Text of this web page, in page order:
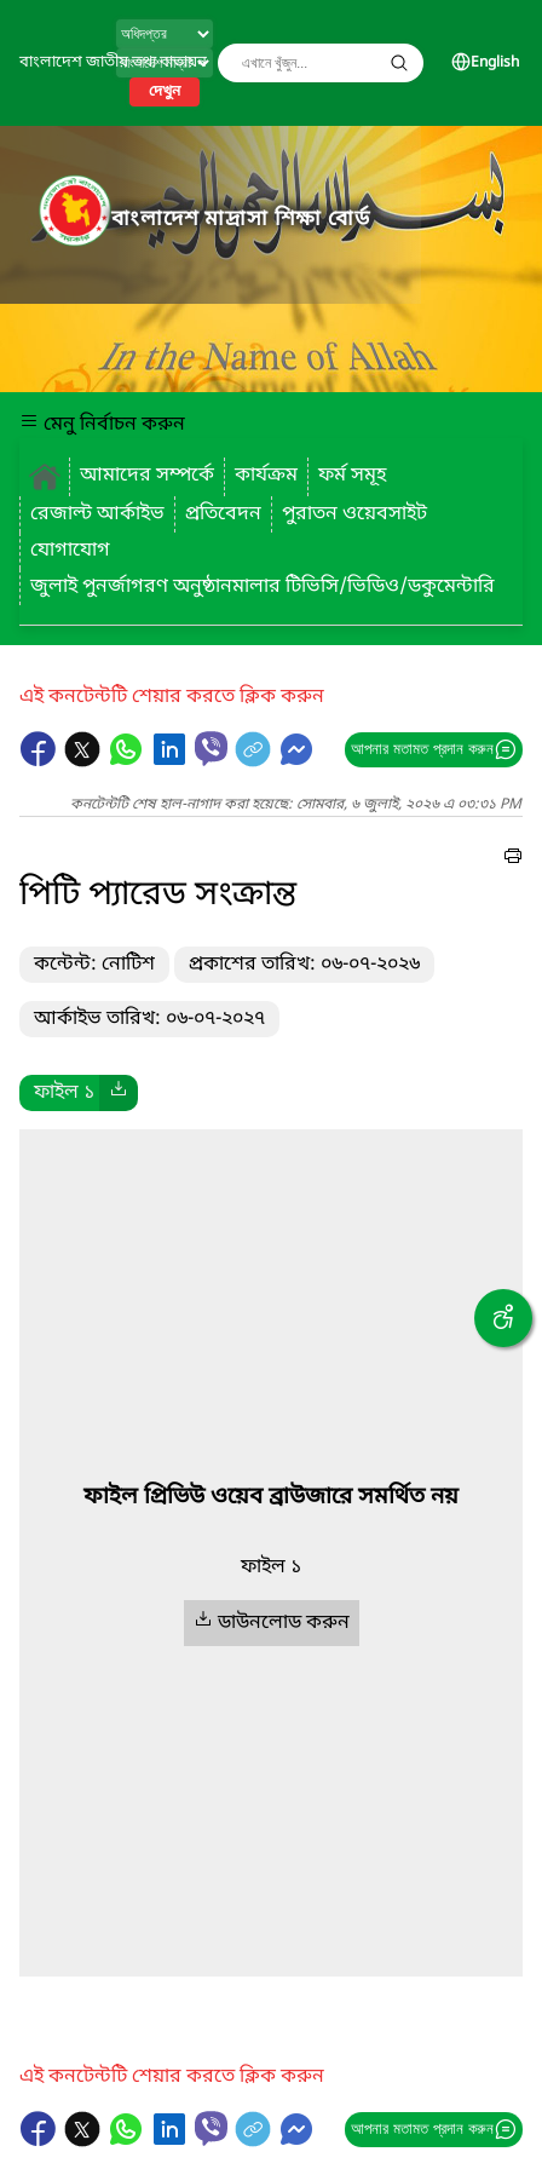
বাংলাদেশ জাতীয় তথ্য বাতায়ন
দেখুন
English
বাংলাদেশ মাদ্রাসা শিক্ষা বোর্ড
মেনু নির্বাচন করুন
আমাদের সম্পর্কে
কার্যক্রম
ফর্ম সমূহ
রেজাল্ট আর্কাইভ
প্রতিবেদন
পুরাতন ওয়েবসাইট
যোগাযোগ
জুলাই পুনর্জাগরণ অনুষ্ঠানমালার টিভিসি/ভিডিও/ডকুমেন্টারি
এই কনটেন্টটি শেয়ার করতে ক্লিক করুন
আপনার মতামত প্রদান করুন
কনটেন্টটি শেষ হাল-নাগাদ করা হয়েছে: সোমবার, ৬ জুলাই, ২০২৬ এ ০৩:৩১ PM
পিটি প্যারেড সংক্রান্ত
কন্টেন্ট: নোটিশ প্রকাশের তারিখ: ০৬-০৭-২০২৬
আর্কাইভ তারিখ: ০৬-০৭-২০২৭
ফাইল ১
ফাইল প্রিভিউ ওয়েব ব্রাউজারে সমর্থিত নয়
ফাইল ১
ডাউনলোড করুন
এই কনটেন্টটি শেয়ার করতে ক্লিক করুন
আপনার মতামত প্রদান করুন